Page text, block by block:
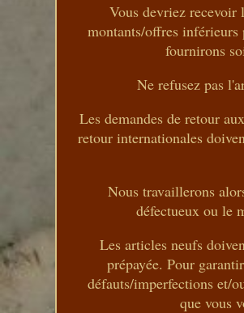
Vous devriez recevoir
montants/offres inférieurs
fournirons
Ne refusez pas
Les demandes de retour
retour internationales
Nous travaillerons
défectueux ou le
Les articles neufs
prépayée. Pour
défauts/imperfections et/
que vous